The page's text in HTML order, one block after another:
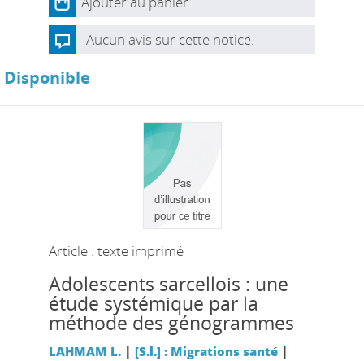
Aucun avis sur cette notice.
Disponible
Article : texte imprimé
Adolescents sarcellois : une
étude systémique par la
méthode des génogrammes
LAHMAM L. | [S.l.] : Migrations santé|